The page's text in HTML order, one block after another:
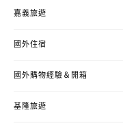
嘉義旅遊
國外住宿
國外購物經驗＆開箱
基隆旅遊